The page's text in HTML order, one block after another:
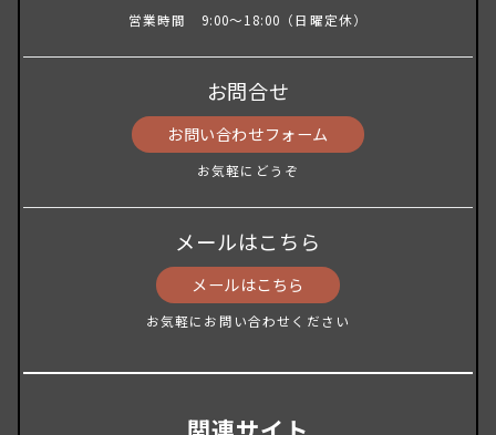
営業時間 9:00～18:00（日曜定休）
お問合せ
お問い合わせフォーム
お気軽にどうぞ
メールはこちら
メールはこちら
お気軽にお問い合わせください